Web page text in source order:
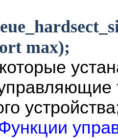
max);